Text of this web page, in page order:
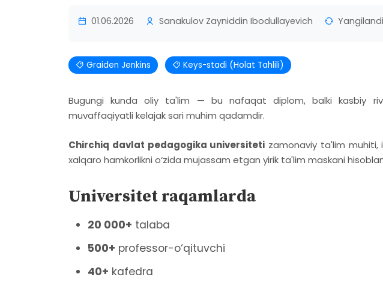
01.06.2026 Sanakulov Zayniddin Ibodullayevich
Graiden Jenkins Keys-stadi (Holat Tahlili)
Bugungi kunda oliy ta'lim — bu nafaqat diplom, balki kasbiy
muvaffaqiyatli kelajak sari muhim qadamdir.
Chirchiq davlat pedagogika universiteti zamonaviy ta'lim muhiti,
xalqaro hamkorlikni o‘zida mujassam etgan yirik ta'lim maskani
Universitet raqamlarda
20 000+ talaba
500+ professor-o‘qituvchi
40+ kafedra